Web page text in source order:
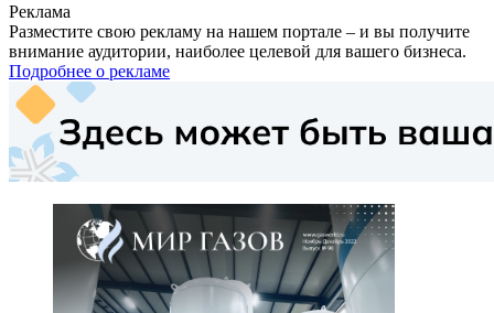
Реклама
Разместите свою рекламу на нашем портале – и вы получите
внимание аудитории, наиболее целевой для вашего бизнеса.
Подробнее о рекламе